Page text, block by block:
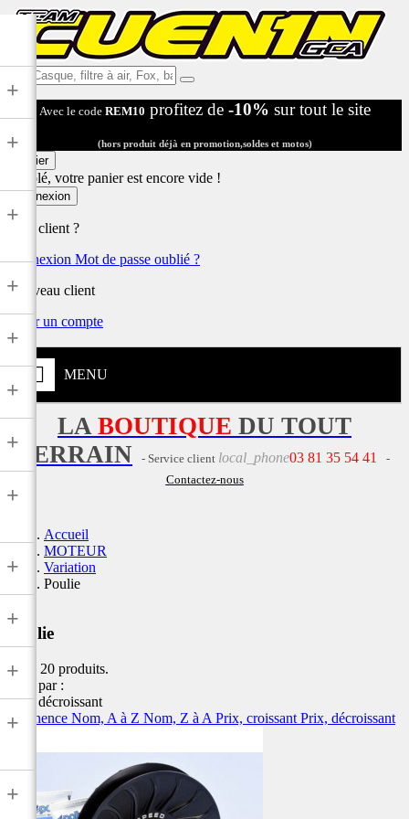
Ex:
Casque,
filtre
air,
Fox,
...
Avec le code REM10 profitez de -10% sur tout le site
(hors produit déjà en promotion,soldes et motos)
Panier
Désolé, votre panier est encore vide !
Connexion
Déjà client ?
Connexion Mot de passe oublié ?
Nouveau client
Créer un compte
MENU
+
+
+
+
+
+
+
+
+
+
+
+
+
LA BOUTIQUE DU TOUT
TERRAIN
- Service client local_phone03 81 35 54 41
-
Contactez-nous
Accueil
MOTEUR
Variation
Poulie
Poulie
Il y a 20 produits.
Trier par :
Prix, décroissant
Pertinence Nom, A à Z Nom, Z à A Prix, croissant Prix, décroissant